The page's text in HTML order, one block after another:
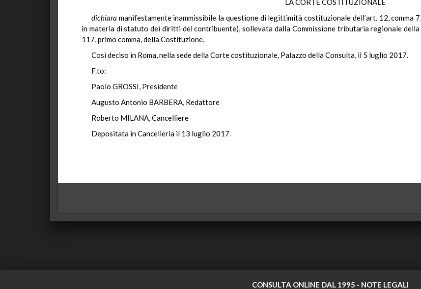
LA CORTE COSTITUZIONALE
dichiara manifestamente inammissibile la questione di legittimità costituzionale dell’art. 12, comma
in materia di statuto dei diritti del contribuente), sollevata dalla Commissione tributaria regionale
117, primo comma, della Costituzione.
Così deciso in Roma, nella sede della Corte costituzionale, Palazzo della Consulta, il 5 luglio 2017.
F.to:
Paolo GROSSI, Presidente
Augusto Antonio BARBERA, Redattore
Roberto MILANA, Cancelliere
Depositata in Cancelleria il 13 luglio 2017.
CONSULTA ONLINE DAL 1995 - NOTE LEGALI